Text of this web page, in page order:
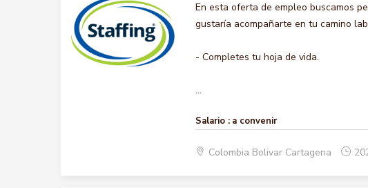
En esta oferta de empleo buscamos
gustaría acompañarte en tu camino
- Completes tu hoja de vida.
...
Salario : a convenir
Colombia Bolivar Cartagena